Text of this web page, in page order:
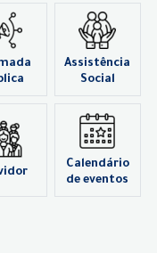
Assistência
Social
Calendário
de eventos